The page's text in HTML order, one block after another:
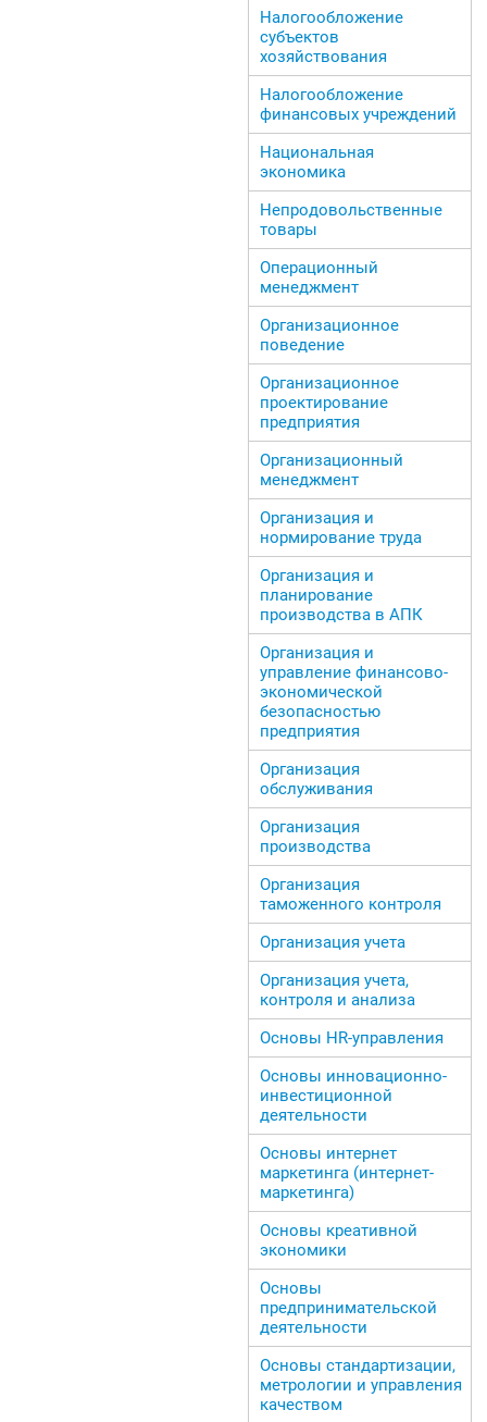
Налогообложение
субъектов
хозяйствования
Налогообложение
финансовых учреждений
Национальная
экономика
Непродовольственные
товары
Операционный
менеджмент
Организационное
поведение
Организационное
проектирование
предприятия
Организационный
менеджмент
Организация и
нормирование труда
Организация и
планирование
производства в АПК
Организация и
управление финансово-
экономической
безопасностью
предприятия
Организация
обслуживания
Организация
производства
Организация
таможенного контроля
Организация учета
Организация учета,
контроля и анализа
Основы HR-управления
Основы инновационно-
инвестиционной
деятельности
Основы интернет
маркетинга (интернет-
маркетинга)
Основы креативной
экономики
Основы
предпринимательской
деятельности
Основы стандартизации,
метрологии и управления
качеством